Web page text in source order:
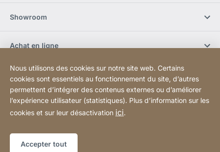
Showroom
Achat en ligne
Réseaux sociaux
Site
Web
[Website
Plan du site
Nous utilisons des cookies sur notre site web. Certains
cookies sont essentiels au fonctionnement du site, d’autres
permettent d’intégrer des contenus externes ou d’améliorer
l’expérience utilisateur (statistiques). Plus d’information sur les
cookies et sur leur désactivation ici.
Accepter tout